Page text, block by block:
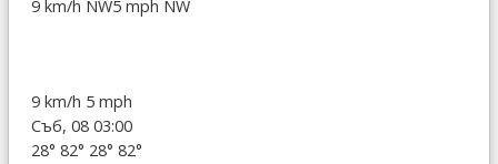
9 km/h NW5 mph NW
9 km/h 5 mph
Съб, 08 03:00
28° 82° 28° 82°